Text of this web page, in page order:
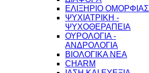
ΕΛΙΞΗΡΙΟ ΟΜΟΡΦΙΑΣ
ΨΥΧΙΑΤΡΙΚΗ -
ΨΥΧΟΘΕΡΑΠΕΙΑ
ΟΥΡΟΛΟΓΙΑ -
ΑΝΔΡΟΛΟΓΙΑ
ΒΙΟΛΟΓΙΚΑ ΝΕΑ
CHARM